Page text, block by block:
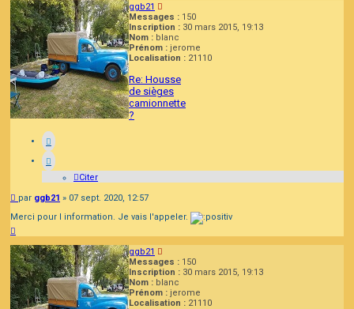
ggb21
Messages : 150
Inscription : 30 mars 2015, 19:13
Nom : blanc
Prénom : jerome
Localisation : 21110
Re: Housse
de sièges
camionnette
?
Citer
Message
par ggb21 » 07 sept. 2020, 12:57
Merci pour l information. Je vais l'appeler.
ggb21
Messages : 150
Inscription : 30 mars 2015, 19:13
Nom : blanc
Prénom : jerome
Localisation : 21110